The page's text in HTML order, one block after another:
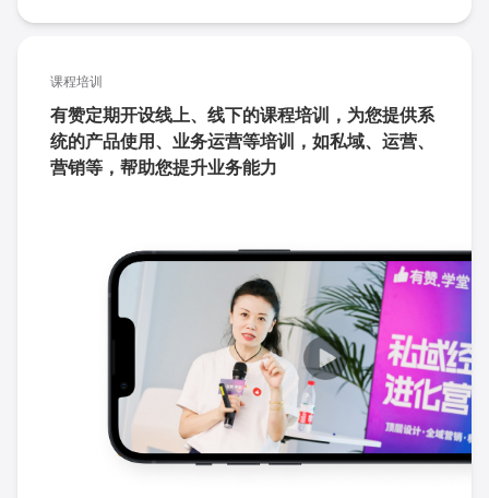
课程培训
有赞定期开设线上、线下的课程培训，为您提供系
统的产品使用、业务运营等培训，如私域、运营、
营销等，帮助您提升业务能力